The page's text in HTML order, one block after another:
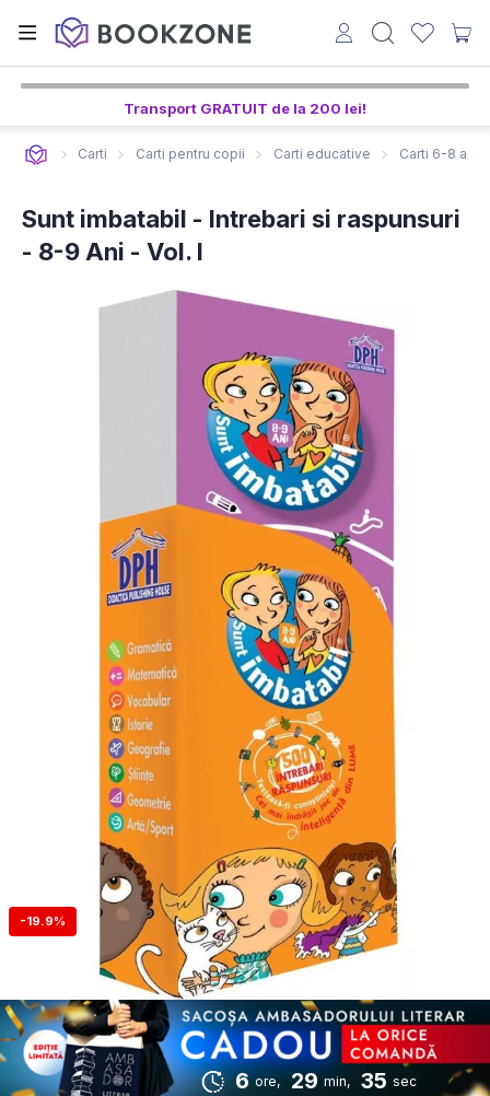
Transport GRATUIT de la 200 lei!
6 ore, 29 min, 35 sec
Carti Carti pentru copii Carti educative Carti 6-8 ani
Sunt imbatabil - Intrebari si raspunsuri
- 8-9 Ani - Vol. I
-19.9%
6 ore, 29 min, 34 sec